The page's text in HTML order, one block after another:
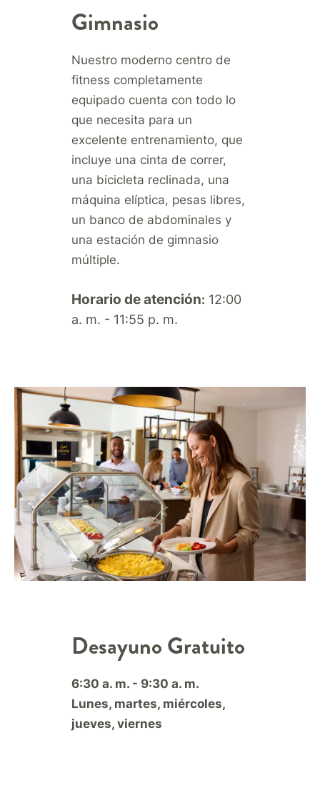
Gimnasio
Nuestro moderno centro de
fitness completamente
equipado cuenta con todo lo
que necesita para un
excelente entrenamiento, que
incluye una cinta de correr,
una bicicleta reclinada, una
máquina elíptica, pesas libres,
un banco de abdominales y
una estación de gimnasio
múltiple.
Horario de atención: 12:00
a. m. - 11:55 p. m.
Desayuno Gratuito
6:30 a. m. - 9:30 a. m.
Lunes, martes, miércoles,
jueves, viernes